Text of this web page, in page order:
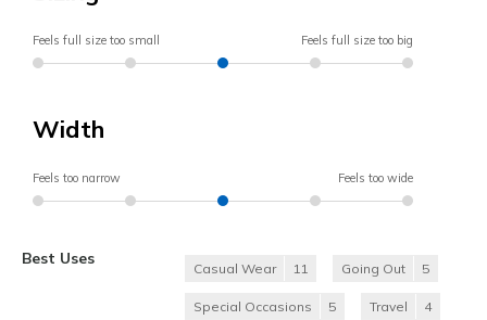
Feels full size too small Feels full size too big
Width
Feels too narrow Feels too wide
Best Uses
Casual Wear 11 Going Out 5
Special Occasions 5 Travel 4